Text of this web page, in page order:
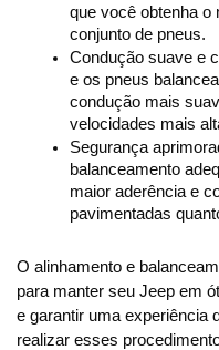
que você obtenha o
conjunto de pneus.
Condução suave e
e os pneus
condução mais
velocidades mais
Segurança
balanceamento
maior aderência e
pavimentadas
O alinhamento e
para manter seu Jeep em
e garantir uma experiência
realizar esses